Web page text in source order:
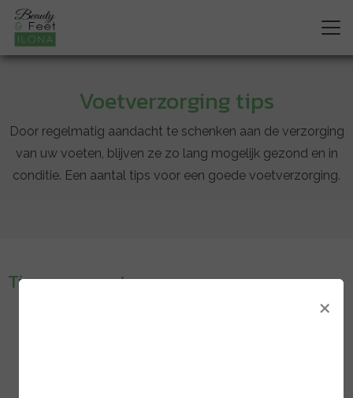
Voetverzorging tips
Door regelmatig aandacht te schenken aan de verzorging
van uw voeten, blijven ze zo lang mogelijk gezond en in
conditie. Een aantal tips voor een goede voetverzorging.
Tips voor voeten verzorgen
×